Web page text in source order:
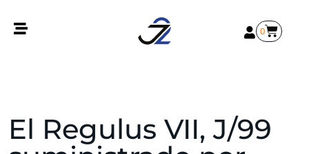
0
El Regulus VII, J/99